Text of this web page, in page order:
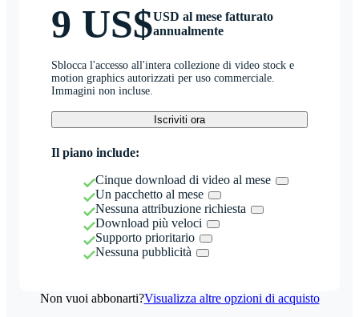
9 US$USD al mese fatturato
annualmente
Sblocca l'accesso all'intera collezione di video stock e
motion graphics autorizzati per uso commerciale.
Immagini non incluse.
Iscriviti ora
Il piano include:
Cinque download di video al mese
Un pacchetto al mese
Nessuna attribuzione richiesta
Download più veloci
Supporto prioritario
Nessuna pubblicità
Non vuoi abbonarti?Visualizza altre opzioni di acquisto